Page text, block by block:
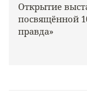
Открытие
посвящённой
правда»